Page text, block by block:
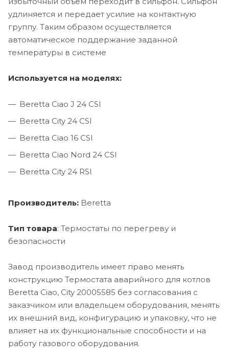
удлиняется и передает усилие на контактную
группу. Таким образом осуществляется
автоматическое поддержание заданной
температуры в системе
Используется на моделях:
Beretta Ciao J 24 CSI
Beretta City 24 CSI
Beretta Ciao 16 CSI
Beretta Ciao Nord 24 CSI
Beretta City 24 RSI
Производитель: Beretta
Тип товара: Термостаты по перегреву и
безопасности
Завод производитель имеет право менять
конструкцию Термостата аварийного для котлов
Beretta Ciao, City 20005585 без согласования с
заказчиком или владельцем оборудования, менять
их внешний вид, конфигурацию и упаковку, что не
влияет на их функциональные способности и на
работу газового оборудования.